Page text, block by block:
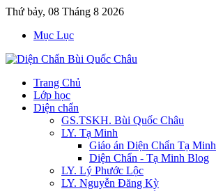
Thứ bảy, 08 Tháng 8 2026
Mục Lục
Trang Chủ
Lớp học
Diện chẩn
GS.TSKH. Bùi Quốc Châu
LY. Tạ Minh
Giáo án Diện Chẩn Tạ Minh
Diện Chẩn - Tạ Minh Blog
LY. Lý Phước Lộc
LY. Nguyễn Đăng Kỳ